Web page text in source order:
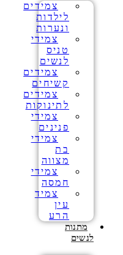
צמידים
לילדות
ונערות
צמידי
טניס
לנשים
צמידים
קשיחים
צמידים
לתינוקות
צמידי
פנינים
צמידי
בת
מצווה
צמידי
חמסה
צמיד
עין
הרע
מתנות
לנשים